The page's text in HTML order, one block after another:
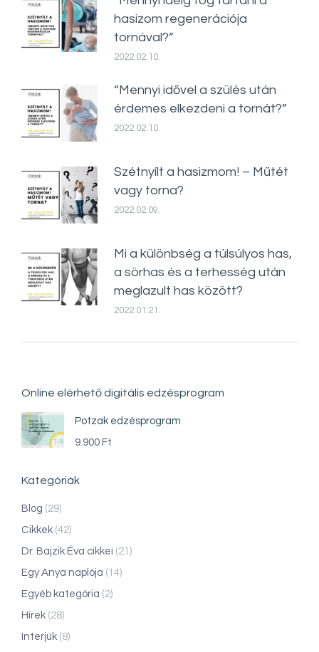
hasizom regenerációja
tornával?”
2022.02.10.
“Mennyi idővel a szülés után
érdemes elkezdeni a tornát?”
2022.02.10.
Szétnyílt a hasizmom! – Műtét
vagy torna?
2022.02.09.
Mi a különbség a túlsúlyos has,
a sörhas és a terhesség után
meglazult has között?
2022.01.21.
Online elérhető digitális edzésprogram
Potzak edzésprogram
9.900 Ft
Kategóriák
Blog (29)
Cikkek (42)
Dr. Bajzik Éva cikkei (21)
Egy Anya naplója (14)
Egyéb kategória (2)
Hírek (28)
Interjúk (8)